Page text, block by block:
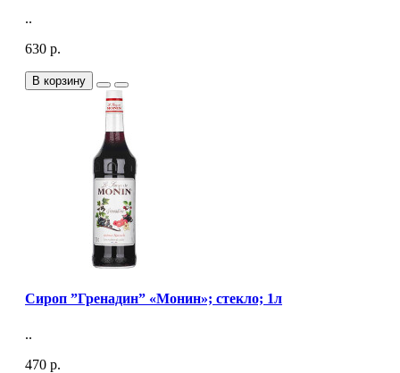
..
630 р.
В корзину
Сироп ”Гренадин” «Монин»; стекло; 1л
..
470 р.